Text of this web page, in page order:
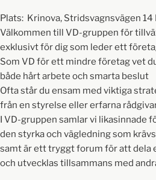
Plats: Krinova, Stridsvagnsvägen
Välkommen till VD-gruppen för
exklusivt för dig som leder ett
Som VD för ett mindre företag vet
både hårt arbete och smarta beslut
Ofta står du ensam med viktiga
från en styrelse eller erfarna
I VD-gruppen samlar vi likasinnade
den styrka och vägledning som
samt är ett tryggt forum för att dela
och utvecklas tillsammans med